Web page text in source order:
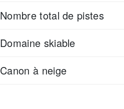
Nombre total de pistes
Domaine skiable
Canon à neige